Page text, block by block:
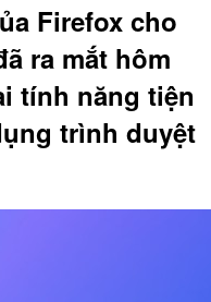
Firefox cho
ra mắt hôm
tính năng tiện
trình duyệt